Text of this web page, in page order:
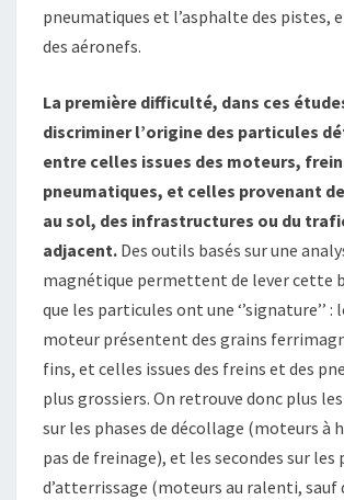
pneumatiques et l’asphalte des pistes,
des aéronefs.
La première difficulté, dans ces
discriminer l’origine des particules
entre celles issues des moteurs,
pneumatiques, et celles provenant
au sol, des infrastructures ou du
adjacent. Des outils basés sur une
magnétique permettent de lever cette
que les particules ont une ‘’signature’’ :
moteur présentent des grains
fins, et celles issues des freins et des
plus grossiers. On retrouve donc plus
sur les phases de décollage (moteurs à
pas de freinage), et les secondes sur les
d’atterrissage (moteurs au ralenti, sauf